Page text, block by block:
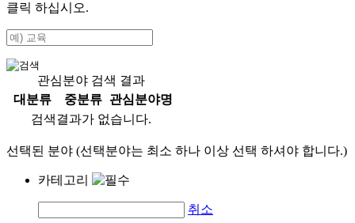
클릭 하십시오.
관심분야 검색 결과
대분류
중분류
관심분야명
검색결과가 없습니다.
선택된 분야 (선택분야는 최소 하나 이상 선택 하셔야 합니다.)
카테고리
취소